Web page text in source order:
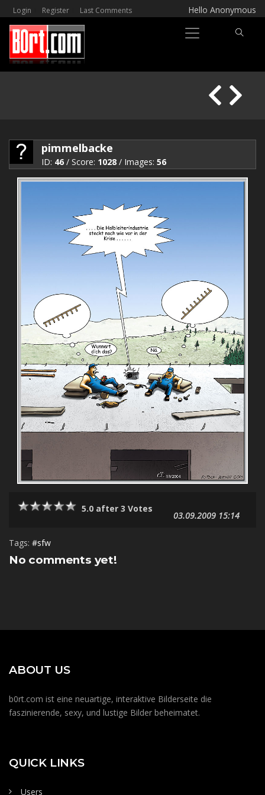
Hello Anonymous
Login Register Last Comments
pimmelbacke
ID: 46 / Score: 1028 / Images: 56
5.0 after 3 Votes
03.09.2009 15:14
Tags: #sfw
No comments yet!
ABOUT US
b0rt.com ist eine neuartige, interaktive Bilderseite die
faszinierende, sexy, und lustige Bilder beheimatet.
QUICK LINKS
Users